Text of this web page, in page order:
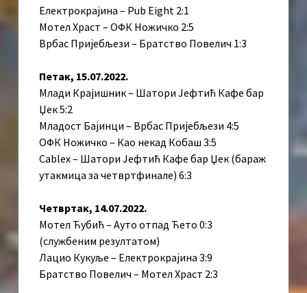
Електрокрајина – Pub Eight 2:1
Мотел Храст – ОФК Ножичко 2:5
Врбас Пријебљези – Братство Повелич 1:3
Петак, 15.07.2022.
Млади Крајишник – Шатори Јефтић Кафе бар
Џек 5:2
Младост Бајинци – Врбас Пријебљези 4:5
ОФК Ножичко – Као некад Кобаш 3:5
Cablex – Шатори Јефтић Кафе бар Џек (бараж
утакмица за четвртфинале) 6:3
Четвртак, 14.07.2022.
Мотел Ћубић – Ауто отпад Ћето 0:3
(службеним резултатом)
Лацио Кукуље – Електрокрајина 3:9
Братство Повелич – Мотел Храст 2:3